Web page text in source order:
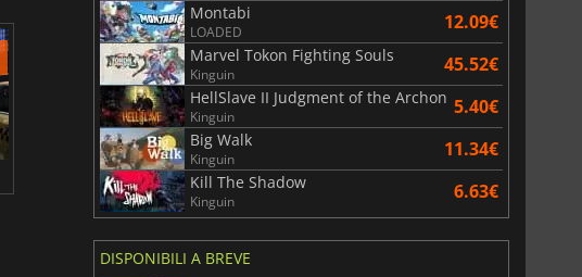
6.77€
Total War WARHAMMER 3
15.48
Lies Of P
Montabi
LOADED 12.09€
Marvel Tokon Fighting Souls
Kinguin 45.52€
HellSlave II Judgment of the Archon
Kinguin 5.40€
Big Walk
Kinguin 11.34€
Kill The Shadow
Kinguin 6.63€
DISPONIBILI A BREVE